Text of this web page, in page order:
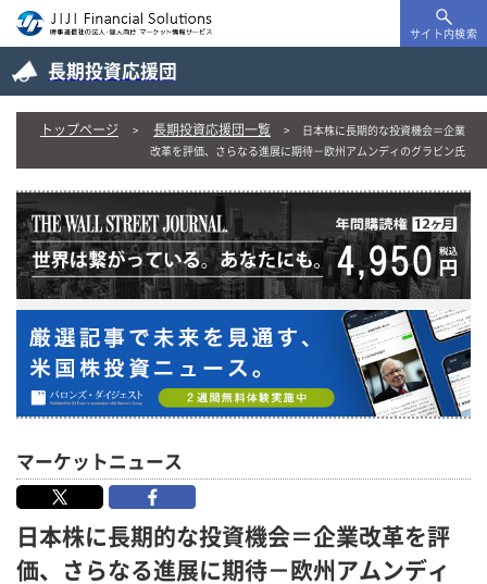
サイト内検索
長期投資応援団
トップページ 長期投資応援団一覧
日本株に長期的な投資機会＝企業
改革を評価、さらなる進展に期待－欧州アムンディのグラビン氏
マーケットニュース
日本株に長期的な投資機会＝企業改革を評
価、さらなる進展に期待－欧州アムンディ